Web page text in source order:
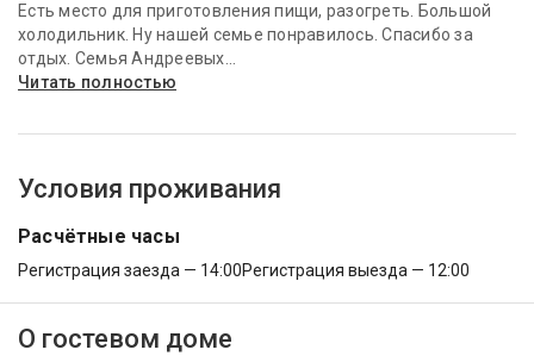
Есть место для приготовления пищи, разогреть. Большой
холодильник. Ну нашей семье понравилось. Спасибо за
отдых. Семья Андреевых...
Читать полностью
Условия проживания
Расчётные часы
Регистрация заезда — 14:00Регистрация выезда — 12:00
О гостевом доме